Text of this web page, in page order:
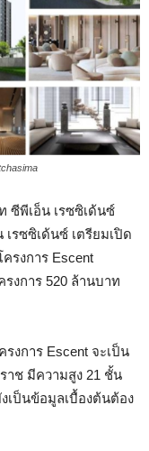
ซีพีเอ็น เรซซิเด้นซ์
เรซซิเด้นซ์ เตรียมเปิด
รงการ Escent
งการ 520 ล้านบาท
งการ Escent จะเป็น
าช มีความสูง 21 ชั้น
เป็นข้อมูลเบื้องต้นต้อง